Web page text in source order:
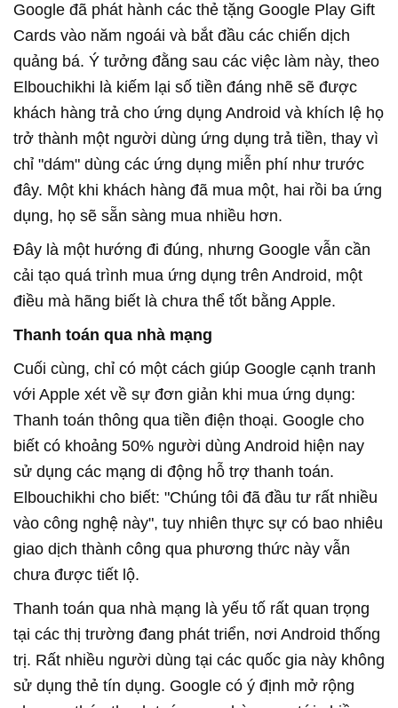
Google đã phát hành các thẻ tặng Google Play Gift
Cards vào năm ngoái và bắt đầu các chiến dịch
quảng bá. Ý tưởng đằng sau các việc làm này, theo
Elbouchikhi là kiếm lại số tiền đáng nhẽ sẽ được
khách hàng trả cho ứng dụng Android và khích lệ họ
trở thành một người dùng ứng dụng trả tiền, thay vì
chỉ "dám" dùng các ứng dụng miễn phí như trước
đây. Một khi khách hàng đã mua một, hai rồi ba ứng
dụng, họ sẽ sẵn sàng mua nhiều hơn.
Đây là một hướng đi đúng, nhưng Google vẫn cần
cải tạo quá trình mua ứng dụng trên Android, một
điều mà hãng biết là chưa thể tốt bằng Apple.
Thanh toán qua nhà mạng
Cuối cùng, chỉ có một cách giúp Google cạnh tranh
với Apple xét về sự đơn giản khi mua ứng dụng:
Thanh toán thông qua tiền điện thoại. Google cho
biết có khoảng 50% người dùng Android hiện nay
sử dụng các mạng di động hỗ trợ thanh toán.
Elbouchikhi cho biết: "Chúng tôi đã đầu tư rất nhiều
vào công nghệ này", tuy nhiên thực sự có bao nhiêu
giao dịch thành công qua phương thức này vẫn
chưa được tiết lộ.
Thanh toán qua nhà mạng là yếu tố rất quan trọng
tại các thị trường đang phát triển, nơi Android thống
trị. Rất nhiều người dùng tại các quốc gia này không
sử dụng thẻ tín dụng. Google có ý định mở rộng